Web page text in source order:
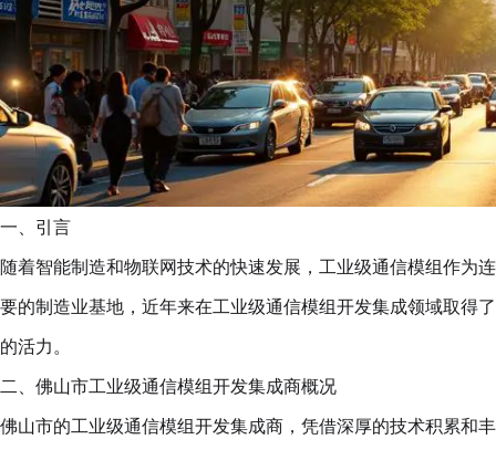
一、引言
随着智能制造和物联网技术的快速发展，工业级通信模组作为
要的制造业基地，近年来在工业级通信模组开发集成领域取得
的活力。
二、佛山市工业级通信模组开发集成商概况
佛山市的工业级通信模组开发集成商，凭借深厚的技术积累和